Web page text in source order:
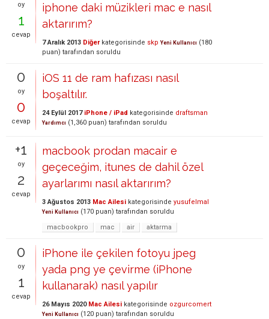
oy
1
cevap
iphone daki müzikleri mac e nasıl
aktarırım?
7 Aralık 2013 Diğerkategorisinde skp Yeni Kullanıcı (180
puan) tarafından soruldu
0
oy
0
cevap
iOS 11 de ram hafızası nasıl
boşaltılır.
24 Eylül 2017 iPhone / iPad kategorisinde draftsman
Yardımcı (1,360 puan) tarafından soruldu
+1
oy
2
cevap
macbook prodan macair e
geçeceğim, itunes de dahil özel
ayarlarımı nasıl aktarırım?
3 Ağustos 2013 Mac Ailesi kategorisinde yusufelmal
Yeni Kullanıcı (170 puan) tarafından soruldu
macbookpro
mac air aktarma
0
oy
1
cevap
iPhone ile çekilen fotoyu jpeg
yada png ye çevirme (iPhone
kullanarak) nasıl yapılır
26 Mayıs 2020 Mac Ailesi kategorisinde ozgurcomert
Yeni Kullanıcı (120 puan) tarafından soruldu